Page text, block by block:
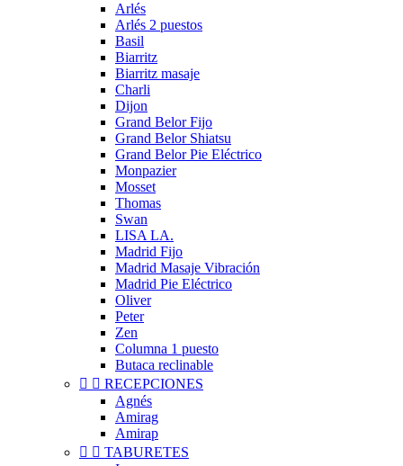
Arlés
Arlés 2 puestos
Basil
Biarritz
Biarritz masaje
Charli
Dijon
Grand Belor Fijo
Grand Belor Shiatsu
Grand Belor Pie Eléctrico
Monpazier
Mosset
Thomas
Swan
LISA LA.
Madrid Fijo
Madrid Masaje Vibración
Madrid Pie Eléctrico
Oliver
Peter
Zen
Columna 1 puesto
Butaca reclinable
  RECEPCIONES
Agnés
Amirag
Amirap
  TABURETES